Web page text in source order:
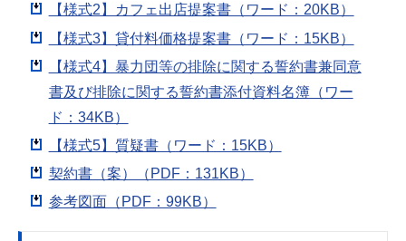
【様式2】カフェ出店提案書（ワード：20KB）
【様式3】貸付料価格提案書（ワード：15KB）
【様式4】暴力団等の排除に関する誓約書兼同意
書及び排除に関する誓約書添付資料名簿（ワー
ド：34KB）
【様式5】質疑書（ワード：15KB）
契約書（案）（PDF：131KB）
参考図面（PDF：99KB）